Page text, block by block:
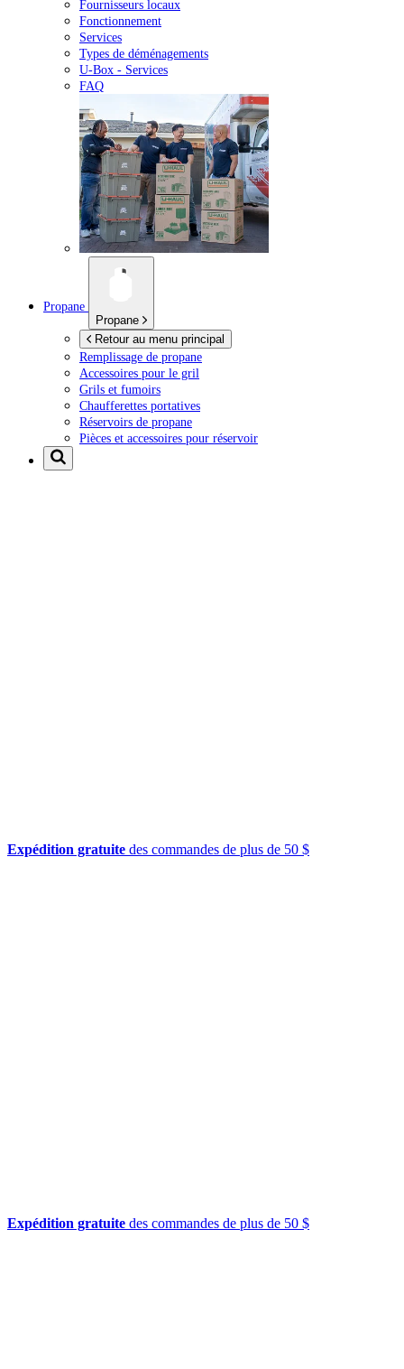
Fournisseurs locaux
Fonctionnement
Services
Types de déménagements
U-Box - Services
FAQ
Propane
Propane
Retour au menu principal
Remplissage de propane
Accessoires pour le gril
Grils et fumoirs
Chaufferettes portatives
Réservoirs de propane
Pièces et accessoires pour réservoir
Expédition gratuite des commandes de plus de 50 $
Expédition gratuite des commandes de plus de 50 $